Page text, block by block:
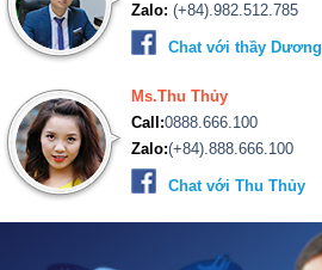
Zalo: (+84).982.512.785
Chat với thầy Dương
Ms.Thu Thủy
Call:0888.666.100
Zalo:(+84).888.666.100
Chat với Thu Thủy